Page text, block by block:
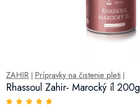
ZAHIR Prípravky na čistenie pleti
Rhassoul Zahir- Marocký íl 200g